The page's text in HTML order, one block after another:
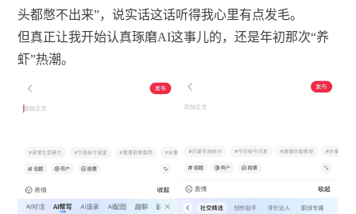
头都憋不出来”，说实话这话听得我心里有点发毛。
但真正让我开始认真琢磨AI这事儿的，还是年初那次“养
虾”热潮。